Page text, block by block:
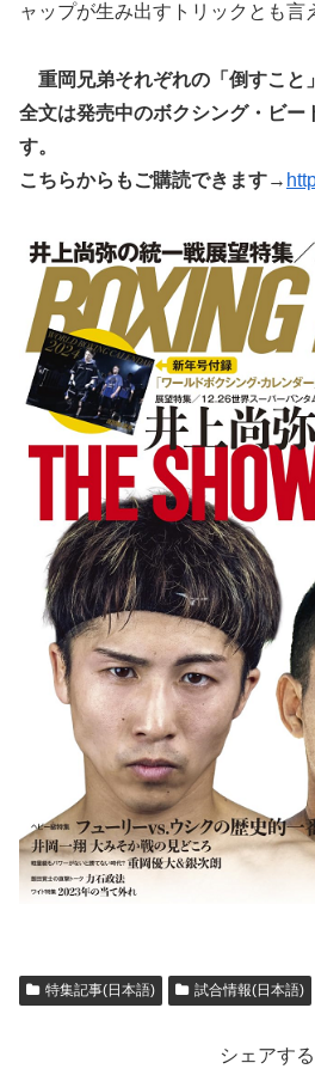
ャップが生み出すトリックとも言
重岡兄弟それぞれの「倒すこ
全文は発売中のボクシング・ビー
す。
こちらからもご購読できます→
特集記事(日本語) 試合情報(日本語)
シェアする